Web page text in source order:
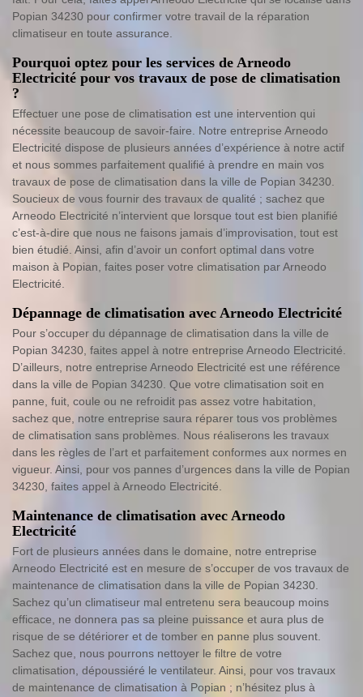
Popian 34230 pour confirmer votre travail de la réparation
climatiseur en toute assurance.
Pourquoi optez pour les services de Arneodo
Electricité pour vos travaux de pose de climatisation
?
Effectuer une pose de climatisation est une intervention qui
nécessite beaucoup de savoir-faire. Notre entreprise Arneodo
Electricité dispose de plusieurs années d’expérience à notre actif
et nous sommes parfaitement qualifié à prendre en main vos
travaux de pose de climatisation dans la ville de Popian 34230.
Soucieux de vous fournir des travaux de qualité ; sachez que
Arneodo Electricité n’intervient que lorsque tout est bien planifié
c’est-à-dire que nous ne faisons jamais d’improvisation, tout est
bien étudié. Ainsi, afin d’avoir un confort optimal dans votre
maison à Popian, faites poser votre climatisation par Arneodo
Electricité.
Dépannage de climatisation avec Arneodo Electricité
Pour s’occuper du dépannage de climatisation dans la ville de
Popian 34230, faites appel à notre entreprise Arneodo Electricité.
D’ailleurs, notre entreprise Arneodo Electricité est une référence
dans la ville de Popian 34230. Que votre climatisation soit en
panne, fuit, coule ou ne refroidit pas assez votre habitation,
sachez que, notre entreprise saura réparer tous vos problèmes
de climatisation sans problèmes. Nous réaliserons les travaux
dans les règles de l’art et parfaitement conformes aux normes en
vigueur. Ainsi, pour vos pannes d’urgences dans la ville de Popian
34230, faites appel à Arneodo Electricité.
Maintenance de climatisation avec Arneodo
Electricité
Fort de plusieurs années dans le domaine, notre entreprise
Arneodo Electricité est en mesure de s’occuper de vos travaux de
maintenance de climatisation dans la ville de Popian 34230.
Sachez qu’un climatiseur mal entretenu sera beaucoup moins
efficace, ne donnera pas sa pleine puissance et aura plus de
risque de se détériorer et de tomber en panne plus souvent.
Sachez que, nous pourrons nettoyer le filtre de votre
climatisation, dépoussiéré le ventilateur. Ainsi, pour vos travaux
de maintenance de climatisation à Popian ; n’hésitez plus à